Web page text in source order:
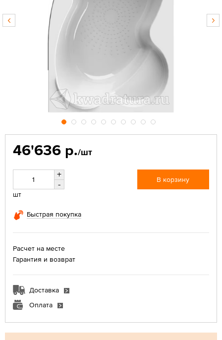
46'636 р./шт
+
-
шт
В корзину
Быстрая покупка
Расчет на месте
Гарантия и возврат
Доставка
Оплата